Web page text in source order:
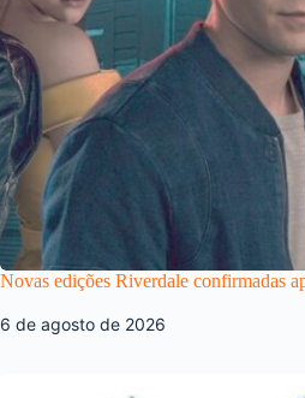
Novas edições Riverdale confirmadas
6 de agosto de 2026